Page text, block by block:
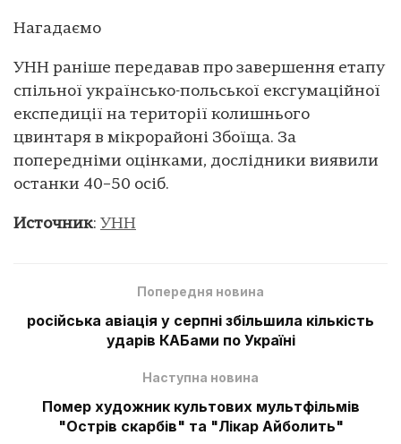
Нагадаємо
УНН раніше передавав про завершення етапу
спільної українсько-польської ексгумаційної
експедиції на території колишнього
цвинтаря в мікрорайоні Збоїща. За
попередніми оцінками, дослідники виявили
останки 40–50 осіб.
Источник: УНН
Попередня новина
російська авіація у серпні збільшила кількість
ударів КАБами по Україні
Наступна новина
Помер художник культових мультфільмів
"Острів скарбів" та "Лікар Айболить"